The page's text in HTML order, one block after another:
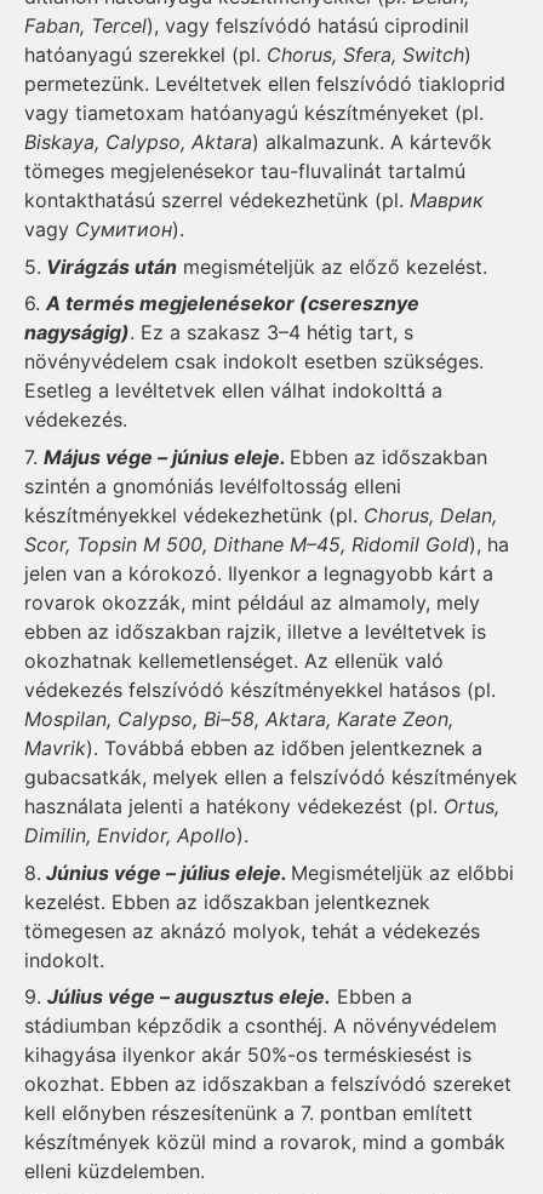
Faban, Tercel), vagy felszívódó hatású ciprodinil
hatóanyagú szerekkel (pl. Chorus, Sfera, Switch)
permetezünk. Levéltetvek ellen felszívódó tiakloprid
vagy tiametoxam hatóanyagú készítményeket (pl.
Biskaya, Calypso, Aktara) alkalmazunk. A kártevők
tömeges megjelenésekor tau-fluvalinát tartalmú
kontakthatású szerrel védekezhetünk (pl. Маврик
vagy Сумитион).
5. Virágzás után megismételjük az előző kezelést.
6.A termés megjelenésekor (cseresznye
nagyságig). Ez a szakasz 3–4 hétig tart, s
növényvédelem csak indokolt esetben szükséges.
Esetleg a levéltetvek ellen válhat indokolttá a
védekezés.
7. Május vége – június eleje. Ebben az időszakban
szintén a gnomóniás levélfoltosság elleni
készítményekkel védekezhetünk (pl. Chorus, Delan,
Scor, Topsin M 500, Dithane M–45, Ridomil Gold), ha
jelen van a kórokozó. Ilyenkor a legnagyobb kárt a
rovarok okozzák, mint például az almamoly, mely
ebben az időszakban rajzik, illetve a levéltetvek is
okozhatnak kellemetlenséget. Az ellenük való
védekezés felszívódó készítményekkel hatásos (pl.
Mospilan, Calypso, Bi–58, Aktara, Karate Zeon,
Mavrik). Továbbá ebben az időben jelentkeznek a
gubacs­atkák, melyek ellen a felszívódó készítmények
használata jelenti a hatékony védekezést (pl. Ortus,
Dimilin, Envidor, Apollo).
8. Június vége – július eleje. Megismételjük az előbbi
kezelést. Ebben az időszakban jelentkeznek
tömegesen az aknázó molyok, tehát a védekezés
indokolt.
9. Július vége – augusztus eleje. Ebben a
stádiumban képződik a csonthéj. A növényvédelem
kihagyása ilyenkor akár 50%-os terméskiesést is
okozhat. Ebben az időszakban a felszívódó szereket
kell előnyben részesítenünk a 7. pontban említett
készítmények közül mind a rovarok, mind a gombák
elleni küzdelemben.